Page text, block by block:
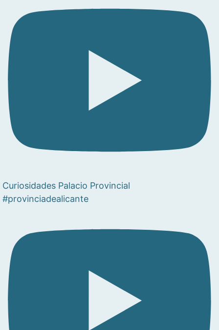
Curiosidades Palacio Provincial
#provinciadealicante